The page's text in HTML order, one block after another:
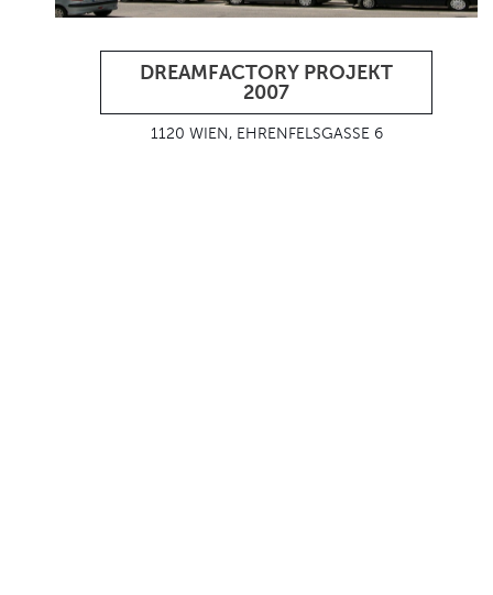
DREAMFACTORY PROJEKT
2007
1120 WIEN, EHRENFELSGASSE 6